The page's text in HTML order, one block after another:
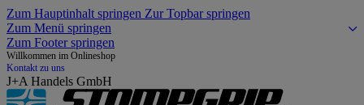
Zum Hauptinhalt springen Zur Topbar springen
Zum Menü springen
Zum Footer springen
Willkommen im Onlineshop
Kontakt zu uns
J+A Handels GmbH